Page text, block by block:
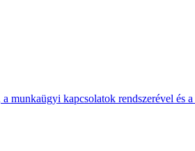
munkaügyi kapcsolatok rendszerével és